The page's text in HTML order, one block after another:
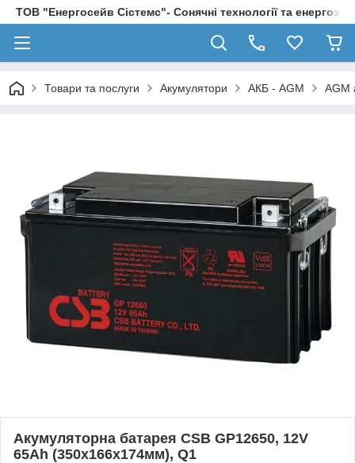
ТОВ "Енергосейв Сістемс"- Сонячні технології та
Товари та послуги Акумулятори АКБ - AGM AGM
Акумуляторна батарея CSB GP12650, 12V
65Ah (350х166х174мм), Q1